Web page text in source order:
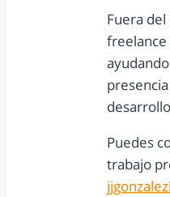
Fuera
freelance
Puedes
trabajo